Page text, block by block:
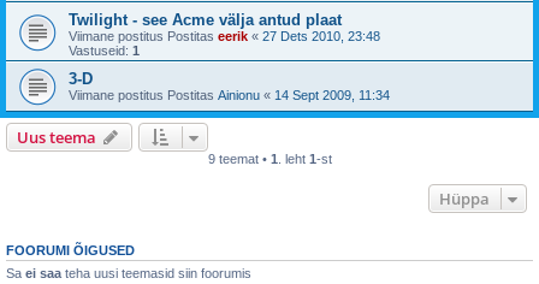
Twilight - see Acme välja antud plaat
Viimane postitus Postitas eerik « 27 Dets 2010, 23:48
Vastuseid: 1
3-D
Viimane postitus Postitas Ainionu « 14 Sept 2009, 11:34
Uus teema
9 teemat • 1 . leht 1-st
Hüppa
FOORUMI ÕIGUSED
Sa ei saa teha uusi teemasid siin foorumis